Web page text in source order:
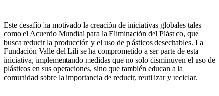
Este desafío ha motivado la creación de iniciativas globales tales
como el Acuerdo Mundial para la Eliminación del Plástico, que
busca reducir la producción y el uso de plásticos desechables. La
Fundación Valle del Lili se ha comprometido a ser parte de esta
iniciativa, implementando medidas que no solo disminuyen el uso de
plásticos en sus operaciones, sino que también educan a la
comunidad sobre la importancia de reducir, reutilizar y reciclar.